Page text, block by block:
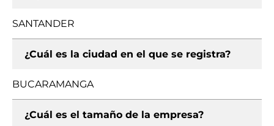
SANTANDER
¿Cuál es la ciudad en el que se registra?
BUCARAMANGA
¿Cuál es el tamaño de la empresa?